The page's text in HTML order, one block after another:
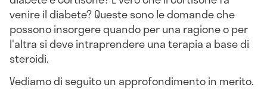
venire il diabete? Queste sono le domande che
possono insorgere quando per una ragione o per
l'altra si deve intraprendere una terapia a base di
steroidi.
Vediamo di seguito un approfondimento in merito.